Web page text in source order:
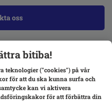
oss
bitiba!
teknologier ("cookies") på vår
för att du ska kunna surfa och
kan vi aktivera
för att förbättra din